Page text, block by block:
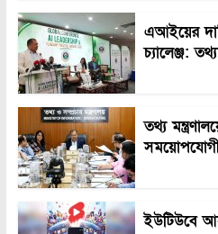
এআইয়ের
চ্যালেঞ্জ:
তথ্য
সময়োপযোগী
ইউটিউবে